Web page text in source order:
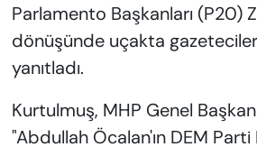
Parlamento Başkanları (P20)
dönüşünde uçakta
yanıtladı.
Kurtulmuş, MHP Genel
"Abdullah Öcalan'ın DEM
VAN VE DİYARBAKIR